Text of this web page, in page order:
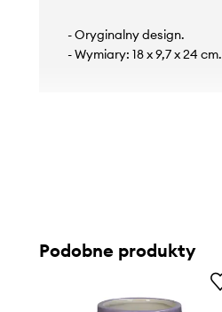
- Oryginalny design.
- Wymiary: 18 x 9,7 x 24 cm.
Podobne produkty